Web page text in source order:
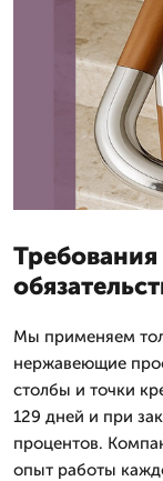
Мы применяем
нержавеющие
столбы и точки
129 дней и при
процентов.
опыт работы